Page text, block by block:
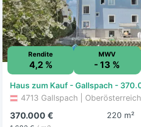
Rendite
4,2 %
MWV
- 13 %
4713 Gallspach | Oberösterreich
370.000 €
220 m²